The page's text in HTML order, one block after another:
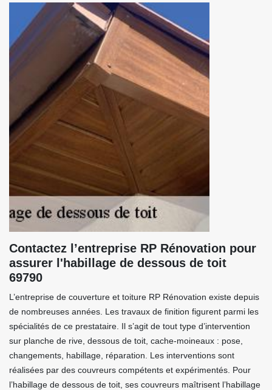
Contactez l’entreprise RP Rénovation pour
assurer l'habillage de dessous de toit
69790
L’entreprise de couverture et toiture RP Rénovation existe depuis
de nombreuses années. Les travaux de finition figurent parmi les
spécialités de ce prestataire. Il s’agit de tout type d’intervention
sur planche de rive, dessous de toit, cache-moineaux : pose,
changements, habillage, réparation. Les interventions sont
réalisées par des couvreurs compétents et expérimentés. Pour
l’habillage de dessous de toit, ses couvreurs maîtrisent l’habillage